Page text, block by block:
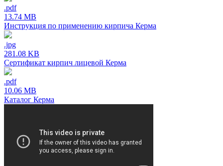
.pdf
13.74 MB
Инструкция по применению кирпича Керма
.jpg
281.08 KB
Сертификат кирпич лицевой Керма
.pdf
10.06 MB
Каталог Керма